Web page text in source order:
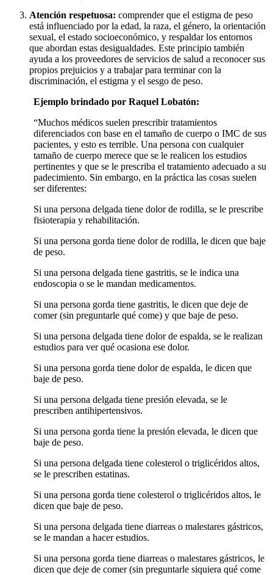
Atención respetuosa: comprender que el estigma de peso
está influenciado por la edad, la raza, el género, la orientación
sexual, el estado socioeconómico, y respaldar los entornos
que abordan estas desigualdades. Este principio también
ayuda a los proveedores de servicios de salud a reconocer sus
propios prejuicios y a trabajar para terminar con la
discriminación, el estigma y el sesgo de peso.
Ejemplo brindado por Raquel Lobatón:
“Muchos médicos suelen prescribir tratamientos
diferenciados con base en el tamaño de cuerpo o IMC de sus
pacientes, y esto es terrible. Una persona con cualquier
tamaño de cuerpo merece que se le realicen los estudios
pertinentes y que se le prescriba el tratamiento adecuado a su
padecimiento. Sin embargo, en la práctica las cosas suelen
ser diferentes:
Si una persona delgada tiene dolor de rodilla, se le prescribe
fisioterapia y rehabilitación.
Si una persona gorda tiene dolor de rodilla, le dicen que baje
de peso.
Si una persona delgada tiene gastritis, se le indica una
endoscopia o se le mandan medicamentos.
Si una persona gorda tiene gastritis, le dicen que deje de
comer (sin preguntarle qué come) y que baje de peso.
Si una persona delgada tiene dolor de espalda, se le realizan
estudios para ver qué ocasiona ese dolor.
Si una persona gorda tiene dolor de espalda, le dicen que
baje de peso.
Si una persona delgada tiene presión elevada, se le
prescriben antihipertensivos.
Si una persona gorda tiene la presión elevada, le dicen que
baje de peso.
Si una persona delgada tiene colesterol o triglicéridos altos,
se le prescriben estatinas.
Si una persona gorda tiene colesterol o triglicéridos altos, le
dicen que baje de peso.
Si una persona delgada tiene diarreas o malestares gástricos,
se le mandan a hacer estudios.
Si una persona gorda tiene diarreas o malestares gástricos, le
dicen que deje de comer (sin preguntarle siquiera qué come